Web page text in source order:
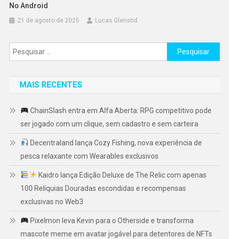
No Android
21 de agosto de 2025 Lucas Glenstid
Pesquisar
por:
MAIS RECENTES
ChainSlash entra em Alfa Aberta: RPG competitivo pode
ser jogado com um clique, sem cadastro e sem carteira
Decentraland lança Cozy Fishing, nova experiência de
pesca relaxante com Wearables exclusivos
Kaidro lança Edição Deluxe de The Relic com apenas
100 Relíquias Douradas escondidas e recompensas
exclusivas no Web3
Pixelmon leva Kevin para o Otherside e transforma
mascote meme em avatar jogável para detentores de NFTs